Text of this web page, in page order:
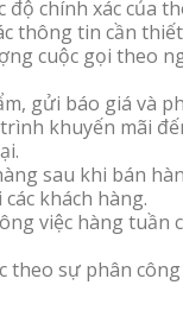
độ chính xác của
thông tin cần
cuộc gọi theo
gửi báo giá và
khuyến mãi
sau khi bán
khách hàng.
việc hàng tuần
theo sự phân